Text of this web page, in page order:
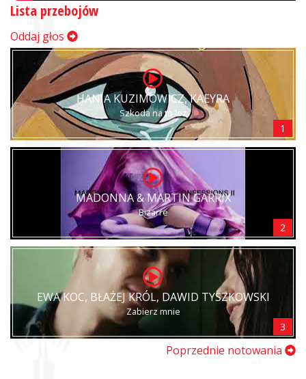
Lista przebojów
Oddaj głos
HANIA KUZIMOWICZ, KAEYRA
Szkoda na to łez
1
MADONNA & MARTIN GARRIX
Bizarre
2
EWA KOC, BŁAŻEJ KRÓL, DAWID TYSZKOWSKI
Zabierz mnie
3
Poprzednie notowania